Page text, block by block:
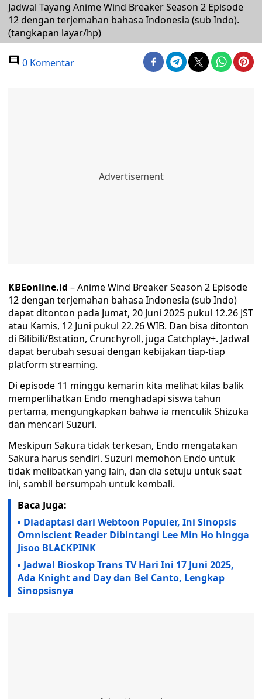
Jadwal Tayang Anime Wind Breaker Season 2 Episode
12 dengan terjemahan bahasa Indonesia (sub Indo).
(tangkapan layar/hp)
0 Komentar
KBEonline.id – Anime Wind Breaker Season 2 Episode
12 dengan terjemahan bahasa Indonesia (sub Indo)
dapat ditonton pada Jumat, 20 Juni 2025 pukul 12.26 JST
atau Kamis, 12 Juni pukul 22.26 WIB. Dan bisa ditonton
di Bilibili/Bstation, Crunchyroll, juga Catchplay+. Jadwal
dapat berubah sesuai dengan kebijakan tiap-tiap
platform streaming.
Di episode 11 minggu kemarin kita melihat kilas balik
memperlihatkan Endo menghadapi siswa tahun
pertama, mengungkapkan bahwa ia menculik Shizuka
dan mencari Suzuri.
Meskipun Sakura tidak terkesan, Endo mengatakan
Sakura harus sendiri. Suzuri memohon Endo untuk
tidak melibatkan yang lain, dan dia setuju untuk saat
ini, sambil bersumpah untuk kembali.
Baca Juga:
Diadaptasi dari Webtoon Populer, Ini Sinopsis
Omniscient Reader Dibintangi Lee Min Ho hingga
Jisoo BLACKPINK
Jadwal Bioskop Trans TV Hari Ini 17 Juni 2025,
Ada Knight and Day dan Bel Canto, Lengkap
Sinopsisnya